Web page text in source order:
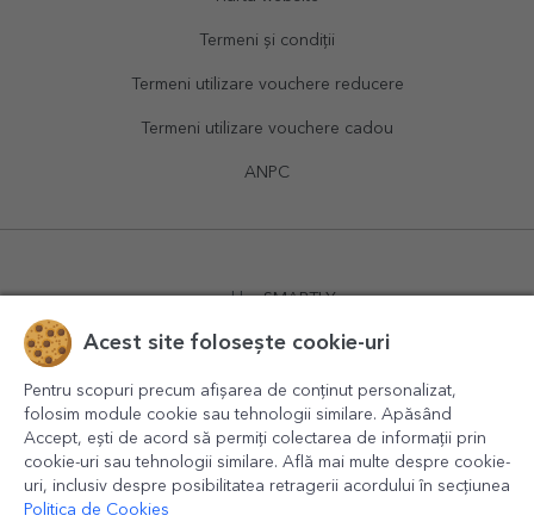
Termeni și condiții
Termeni utilizare vouchere reducere
Termeni utilizare vouchere cadou
ANPC
powered bySMARTLY.ro
Acest site folosește cookie-uri
Pentru scopuri precum afișarea de conținut personalizat,
folosim module cookie sau tehnologii similare. Apăsând
Accept, ești de acord să permiți colectarea de informații prin
cookie-uri sau tehnologii similare. Află mai multe despre cookie-
uri, inclusiv despre posibilitatea retragerii acordului în secțiunea
Politica de Cookies